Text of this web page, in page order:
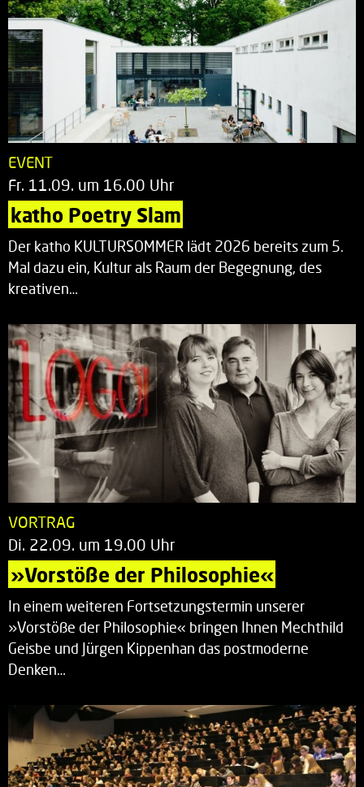
EVENT
Fr. 11.09. um 16.00 Uhr
katho Poetry Slam
Der katho KULTURSOMMER lädt 2026 bereits zum 5.
Mal dazu ein, Kultur als Raum der Begegnung, des
kreativen…
VORTRAG
Di. 22.09. um 19.00 Uhr
»Vorstöße der Philosophie«
In einem weiteren Fortsetzungstermin unserer
»Vorstöße der Philosophie« bringen Ihnen Mechthild
Geisbe und Jürgen Kippenhan das postmoderne
Denken…